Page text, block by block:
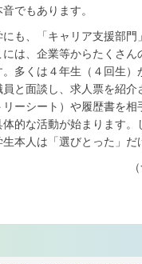
でもあります。
にも、「キャリア支援部門
には、企業等からたくさん
多くは４年生（４回生）
と面談し、求人票を紹介
リーシート）や履歴書を相
的な活動が始まります。
本人は「選びとった」だ